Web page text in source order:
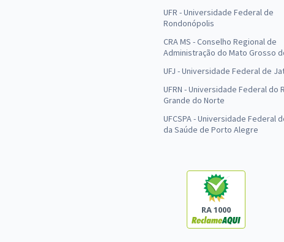
UFR - Universidade Federal de
Rondonópolis
CRA MS - Conselho Regional de
Administração do Mato Grosso
UFJ - Universidade Federal de
UFRN - Universidade Federal do
Grande do Norte
UFCSPA - Universidade Federal
da Saúde de Porto Alegre
RA 1000